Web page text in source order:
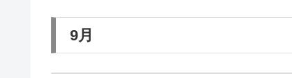
9月